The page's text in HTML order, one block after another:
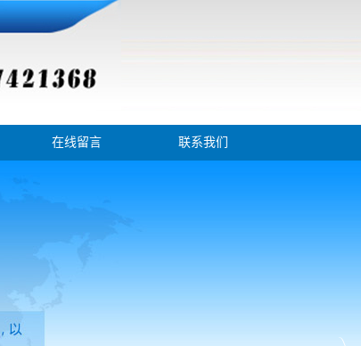
在线留言 联系我们